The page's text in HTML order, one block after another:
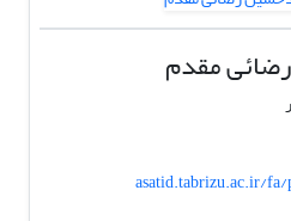
مقدم
asatid.tabrizu.ac.ir/fa/